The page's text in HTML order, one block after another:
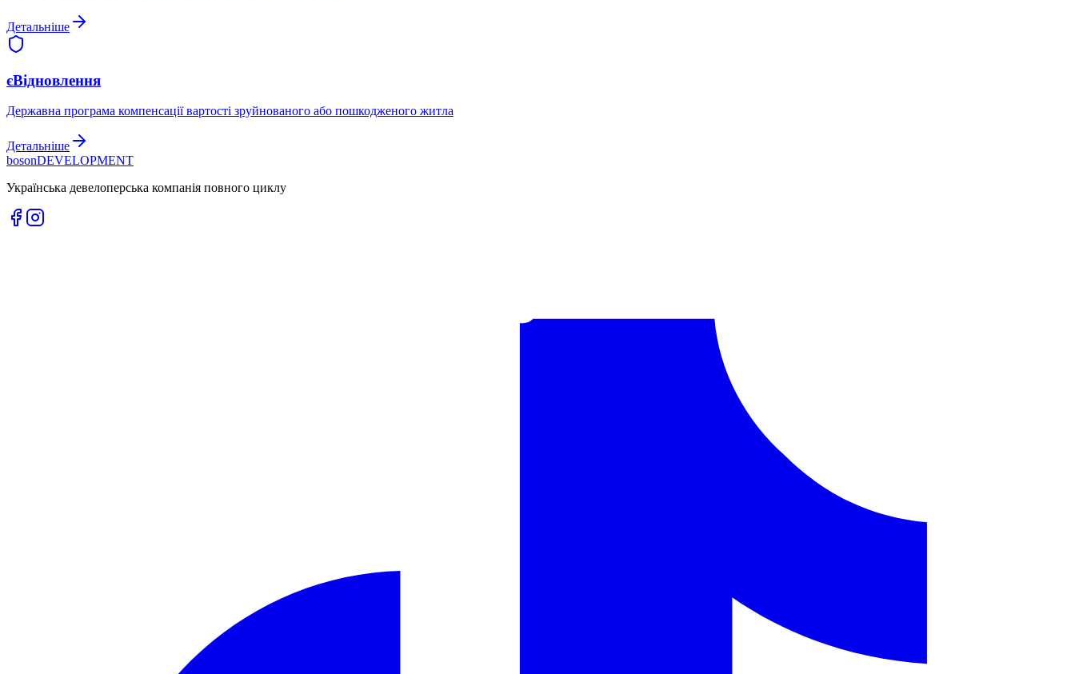
Детальніше
єВідновлення
Державна програма компенсації вартості зруйнованого або пошкодженого житла
Детальніше
bosonDEVELOPMENT
Українська девелоперська компанія повного циклу